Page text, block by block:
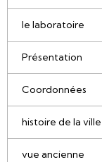
le laboratoire
Présentation
Coordonnées
histoire de la ville
vue ancienne